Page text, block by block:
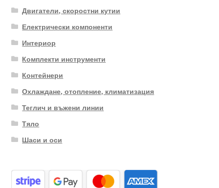
Двигатели, скоростни кутии
Електрически компоненти
Интериор
Комплекти инструменти
Контейнери
Охлаждане, отопление, климатизация
Теглич и въжени линии
Тяло
Шаси и оси